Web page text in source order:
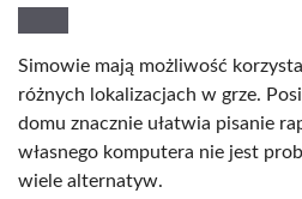
Simowie mają możliwość
różnych lokalizacjach w grze.
domu znacznie ułatwia pisanie
własnego komputera nie jest
wiele alternatyw.